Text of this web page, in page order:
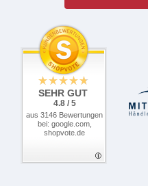
SEHR GUT
4.8 / 5
aus 3146 Bewertungen
bei: google.com,
shopvote.de